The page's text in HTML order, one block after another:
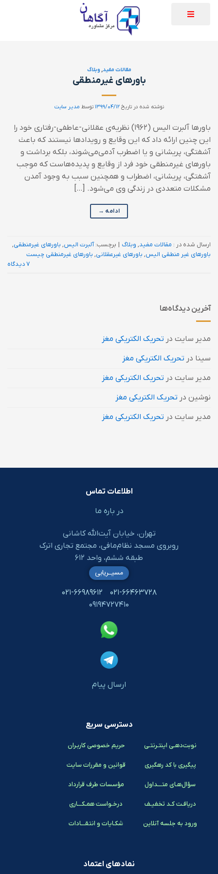
مقالات مفید, وبلاگ
باورهای غیرمنطقی
نوشته شده در تاریخ۱۳۹۹/۰۴/۱۲ توسط مدیر سایت
باورها آلبرت الیس (۱۹۶۲) نظریه‌ی عقلانی-عاطفی-رفتاری خود را
این چنین ارائه داد که این وقایع و رویدادها نیستند که باعث
آشفتگی، پریشانی و یا اضطرب آدمی‌می‌شوند، بلکه برداشت و
باورهای غیرمنطقی خود فرد از وقایع و پدیده‌هاست که موجب
آشفتگی، پریشانی، اضطراب و همچنین سبب به وجود آمدن
مشکلات متعددی در زندگی وی می‌شود. […]
ادامه →
ارسال شده در : مقالات مفید, وبلاگ | برچسب:آلبرت الیس, باورهای غيرمنطقی,
باورهای غیر منطقی الیس, باورهای غیرعقلانی, باورهای غیرمنطقی چیست
7 دیدگاه
آخرین دیدگاه‌ها
مدیر سایت در تحریک الکتریکی مغز
سینا در تحریک الکتریکی مغز
مدیر سایت در تحریک الکتریکی مغز
نوشین در تحریک الکتریکی مغز
مدیر سایت در تحریک الکتریکی مغز
اطلاعات تماس
در باره ما
تهران، خیابان آیت‌الله کاشانی
روبروی مسجد نظام‌مافی، مجتمع تجاری اترک
طبقه ششم، واحد ۶۱۲
۰۲۱-۶۶۴۶۳۷۲۸
۰۲۱-۶۶۹۸۹۶۱۲
۰۹۱۹۴۷۲۷۴۱۰
ارسال پیام
مسیـریابی
دسترسی سریع
نوبت‌دهـی اینتـرنتـی
پیگیری با کد رهگیری
سؤال‌هـای متـــداول
دریافـت کـد تخفیـف
ورود به جلسه آنلاین
حریم خصوصی کاربـران
قوانین و مقررات سایت
مؤسسات طرف قرارداد
درخـواست همـکـــاری
شکـایات و انتقـــادات
نمادهای اعتماد